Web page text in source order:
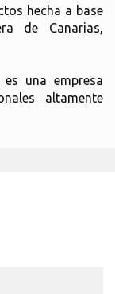
hecha a base
de Canarias,
es una empresa
altamente